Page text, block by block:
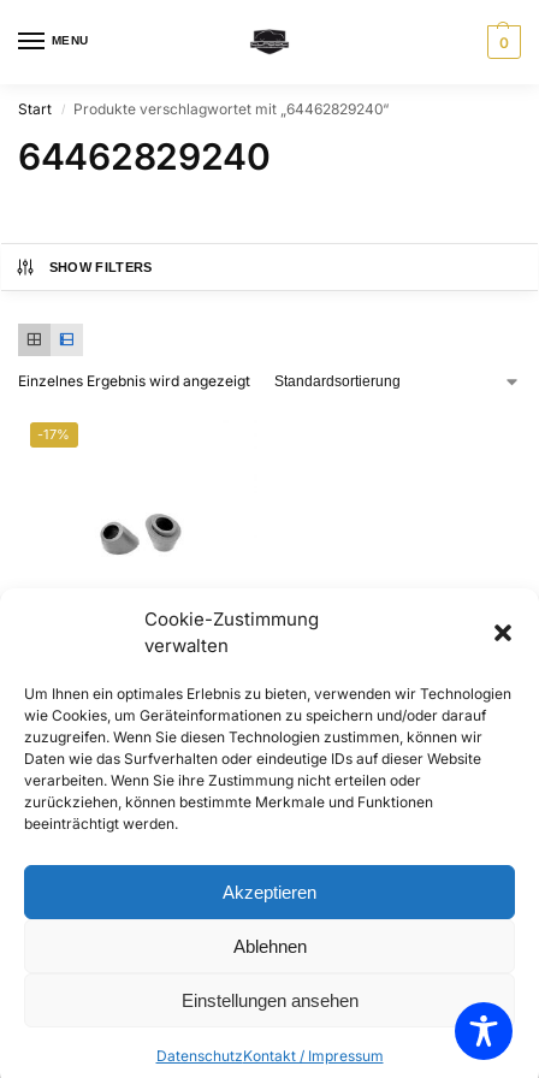
Cookie-Zustimmung
verwalten
Um Ihnen ein optimales Erlebnis zu bieten, verwenden wir Technologien
wie Cookies, um Geräteinformationen zu speichern und/oder darauf
zuzugreifen. Wenn Sie diesen Technologien zustimmen, können wir
Daten wie das Surfverhalten oder eindeutige IDs auf dieser Website
verarbeiten. Wenn Sie ihre Zustimmung nicht erteilen oder
zurückziehen, können bestimmte Merkmale und Funktionen
beeinträchtigt werden.
Akzeptieren
Ablehnen
Einstellungen ansehen
DatenschutzKontakt / Impressum
MENU 0
Start / Produkte verschlagwortet mit „64462829240“
64462829240
SHOW FILTERS
Einzelnes Ergebnis wird angezeigt
-17%
D Gummi Set für Wischerschaft
(2 Stk.)
€35,90 €29,90 inkl. Mwst
Enthält 20% Mwst
zzgl.Versand
Lieferzeit: Sofort lieferbar
Add to Compare